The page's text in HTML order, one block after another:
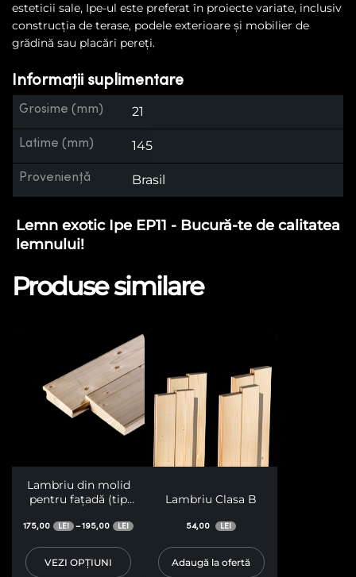
esteticii sale, Ipe-ul este preferat în proiecte variate, inclusiv
construcția de terase, podele exterioare și mobilier de
grădină sau placări pereți.
Informații suplimentare
Grosime (mm) 21
Latime (mm) 145
Proveniență Brasil
Lemn exotic Ipe EP11 - Bucură-te de calitatea
lemnului!
Produse similare
Lambriu din molid
pentru fațadă (tip
175,00 LEI –195,00 LEI
VEZI OPȚIUNI
Lambriu Clasa B
54,00 LEI
Adaugă la ofertă